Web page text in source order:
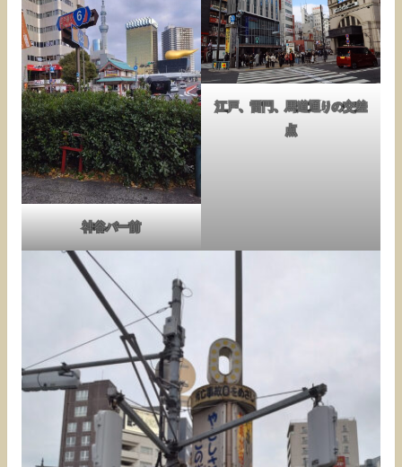
神谷バー前
江戸、雷門、馬道通りの交差
点